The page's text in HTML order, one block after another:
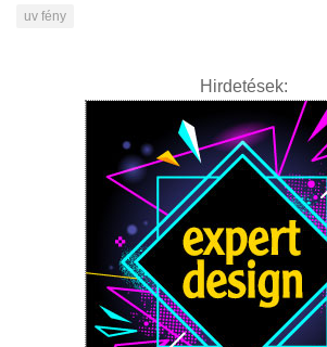
uv fény
Hirdetések: